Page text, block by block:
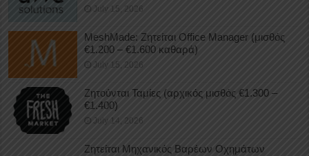
July 15, 2026
MeshMade: Ζητείται Office Manager (μισθός
€1.200 – €1.600 καθαρά)
July 15, 2026
Ζητούνται Ταμίες (αρχικός μισθός €1.300 –
€1.400)
July 14, 2026
Ζητείται Μηχανικός Βαρέων Οχημάτων